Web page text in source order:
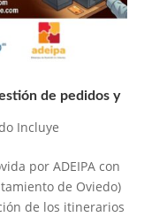
de pedidos y
Incluye
por ADEIPA con
de Oviedo)
de los itinerarios